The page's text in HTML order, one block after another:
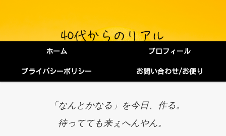
ホーム プロフィール
プライバシーポリシー お問い合わせ/お便り
「なんとかなる」を今日、作る。
待ってても来ぇへんやん。